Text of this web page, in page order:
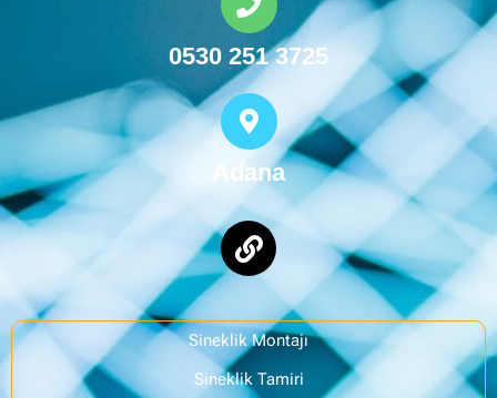
0530 251 3725
Adana
Sineklik Montajı
Sineklik Tamiri